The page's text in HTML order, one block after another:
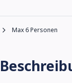
Max 6 Personen